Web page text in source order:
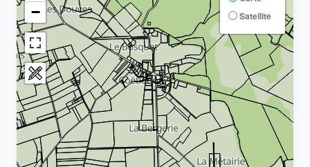
−
Satellite